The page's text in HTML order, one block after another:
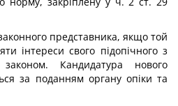
представника, якщо той
інтереси свого підопічного з
законом. Кандидатура нового
за поданням органу опіки та